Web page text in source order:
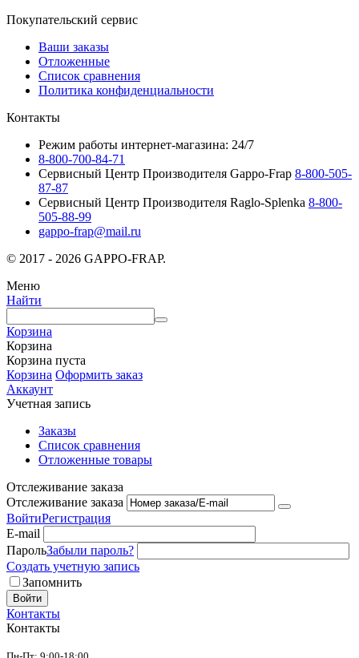
Покупательский сервис
Ваши заказы
Отложенные
Список сравнения
Политика конфиденциальности
Контакты
Режим работы интернет-магазина: 24/7
8-800-700-84-71
Сервисный Центр Производителя Gappo-Frap 8-800-505-
87-87
Сервисный Центр Производителя Raglo-Splenka 8-800-
505-88-99
gappo-frap@mail.ru
© 2017 - 2026 GAPPO-FRAP.
Меню
Найти
Корзина
Корзина
Корзина пуста
Корзина Оформить заказ
Аккаунт
Учетная запись
Заказы
Список сравнения
Отложенные товары
Отслеживание заказа
Отслеживание заказа
ВойтиРегистрация
E-mail
ПарольЗабыли пароль?
Создать учетную запись
Запомнить
Войти
Контакты
Контакты